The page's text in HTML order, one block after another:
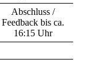
Abschluss /
Feedback bis ca.
16:15 Uhr